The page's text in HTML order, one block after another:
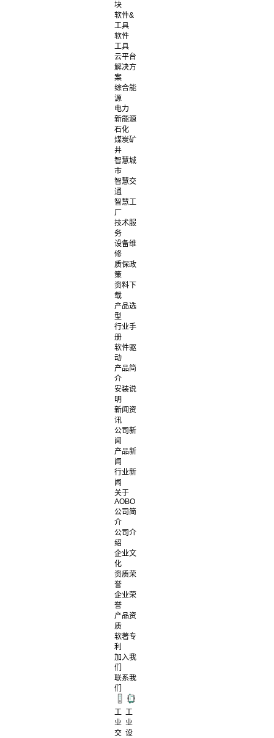
块
软件&
工具
软件
工具
云平台
解决方
案
综合能
源
电力
新能源
石化
煤炭矿
井
智慧城
市
智慧交
通
智慧工
厂
技术服
务
设备维
修
质保政
策
资料下
载
产品选
型
行业手
册
软件驱
动
产品简
介
安装说
明
新闻资
讯
公司新
闻
产品新
闻
行业新
闻
关于
AOBO
公司简
介
公司介
绍
企业文
化
资质荣
誉
企业荣
誉
产品资
质
软著专
利
加入我
们
联系我
们
工
业
交
工
业
设